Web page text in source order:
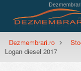
Dezmembrari.ro
Logan diesel 2017